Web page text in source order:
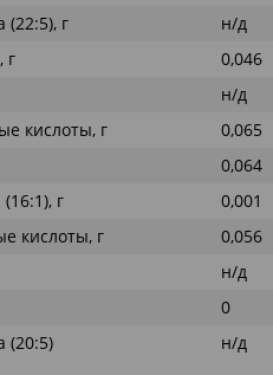
(22:5), г
н/д
г
0,046
н/д
кислоты, г
0,065
0,064
г
0,001
кислоты, г
0,056
н/д
0
(20:5)
н/д